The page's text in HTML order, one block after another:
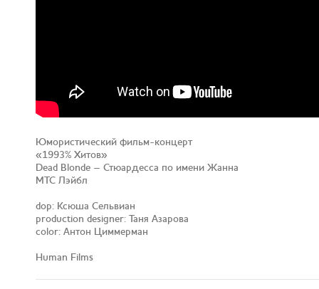
Юмористический фильм-концерт
«1993% Хитов»
Dead Blonde – Стюардесса по имени Жанна
МТС Лэйбл
dop: Ксюша Сельвиан
production designer: Таня Азарова
color: Антон Циммерман
Human Films